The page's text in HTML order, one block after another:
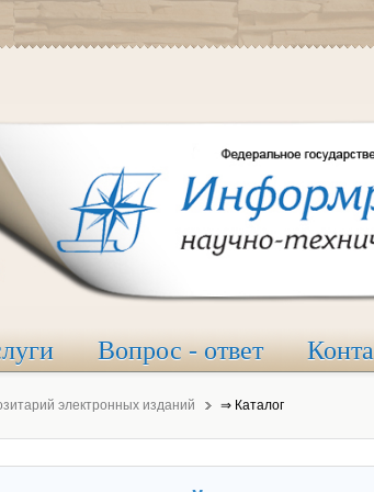
Вопрос - ответ
электронных изданий ⇒ Каталог